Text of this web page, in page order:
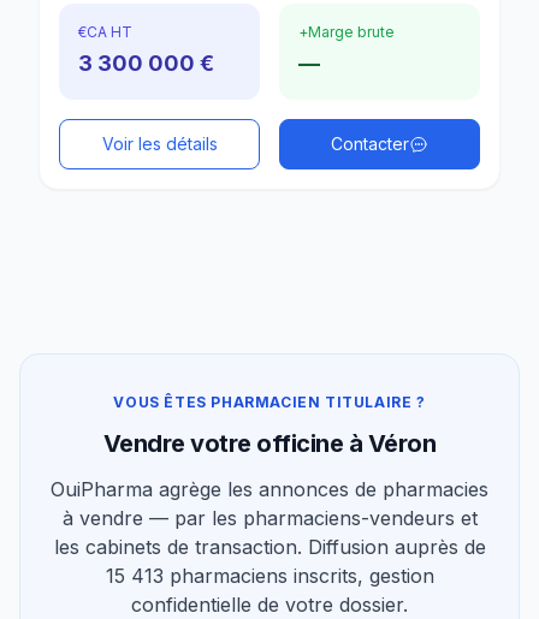
€CA HT
3 300 000 €
+Marge brute
—
Voir les détails Contacter
VOUS ÊTES PHARMACIEN TITULAIRE ?
Vendre votre officine à Véron
OuiPharma agrège les annonces de pharmacies
à vendre — par les pharmaciens-vendeurs et
les cabinets de transaction. Diffusion auprès de
15 413 pharmaciens inscrits, gestion
confidentielle de votre dossier.